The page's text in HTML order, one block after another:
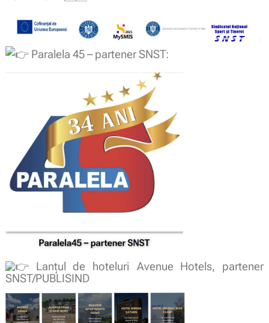
Paralela 45 – partener SNST:
Lanțul de hoteluri Avenue Hotels, partener
SNST/PUBLISIND